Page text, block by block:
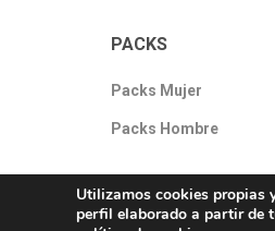
PACKS
Packs Mujer
Packs Hombre
Utilizamos cookies propias
perfil elaborado a partir de